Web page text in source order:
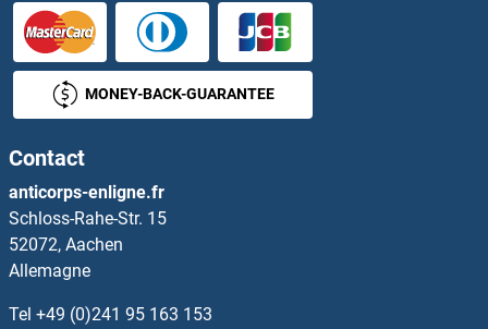
OTUD6B Anticorps
OTUD7A Anticorps
OTUD7B Anticorps
OVCA2 Anticorps
MONEY-BACK-GUARANTEE
Contact
anticorps-enligne.fr
Schloss-Rahe-Str. 15
52072, Aachen
Allemagne
Tel +49 (0)241 95 163 153